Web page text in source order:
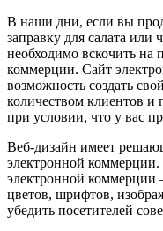
В наши дни, если вы
заправку для салата
необходимо вскочить на
коммерции. Сайт
возможность создать
количеством клиентов и
при условии, что у вас
Веб-дизайн имеет
электронной
электронной коммерции
цветов, шрифтов,
убедить посетителей